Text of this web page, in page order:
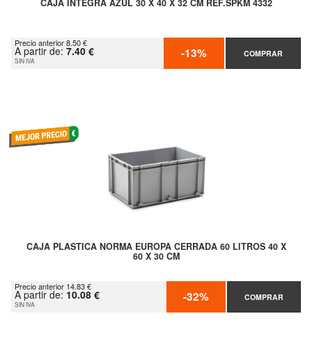
CAJA INTEGRA AZUL 30 X 40 X 32 CM REF.SPKM 4332
Precio anterior 8.50 €
A partir de: 7.40 €
SIN IVA -13% COMPRAR
CAJA PLASTICA NORMA EUROPA CERRADA 60 LITROS 40 X
60 X 30 CM
Precio anterior 14.83 €
A partir de: 10.08 €
SIN IVA -32% COMPRAR